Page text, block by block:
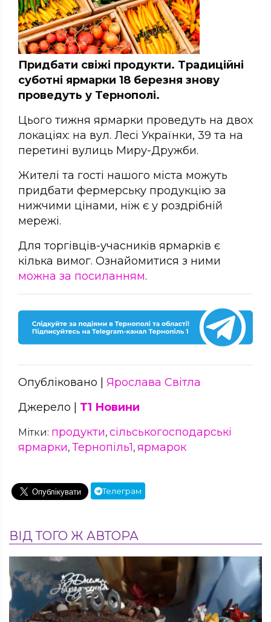
Придбати свіжі продукти. Традиційні
суботні ярмарки 18 березня знову
проведуть у Тернополі.
Цього тижня ярмарки проведуть на двох
локаціях: на вул. Лесі Українки, 39 та на
перетині вулиць Миру-Дружби.
Жителі та гості нашого міста можуть
придбати фермерську продукцію за
нижчими цінами, ніж є у роздрібній
мережі.
Для торгівців-учасників ярмарків є
кілька вимог. Ознайомитися з ними
можна за посиланням.
Опубліковано | Ярослава Світла
Джерело | Т1 Новини
Мітки: продукти, сільськогосподарські
ярмарки, Тернопіль1, ярмарок
Телеграм
ВІД ТОГО Ж АВТОРА